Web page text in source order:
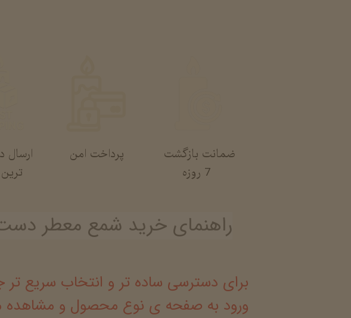
ضمانت بازگشت
پرداخت امن
ارسال
برای دسترسی ساده تر و انتخاب سریع
ورود به صفحه ی نوع محصول و مشاهده
راهنمای خرید شمع معطر